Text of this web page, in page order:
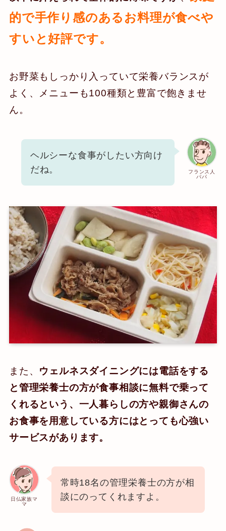
的で手作り感のあるお料理が食べや
すいと好評です。
お野菜もしっかり入っていて栄養バランスが
よく、メニューも100種類と豊富で飽きませ
ん。
フランス人
パパ
ヘルシーな食事がしたい方向け
だね。
また、 ウェルネスダイニングには電話をする
と管理栄養士の方が食事相談に無料で乗って
くれるという、一人暮らしの方や親御さんの
お食事を用意している方にはとっても心強い
サービスがあります。
日仏家族マ
マ
常時18名の管理栄養士の方が相
談にのってくれますよ。